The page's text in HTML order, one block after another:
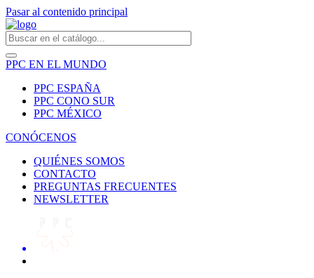
Pasar al contenido principal
PPC EN EL MUNDO
PPC ESPAÑA
PPC CONO SUR
PPC MÉXICO
CONÓCENOS
QUIÉNES SOMOS
CONTACTO
PREGUNTAS FRECUENTES
NEWSLETTER